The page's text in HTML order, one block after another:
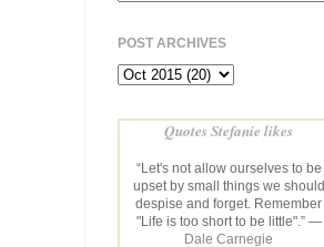
POST ARCHIVES
Quotes Stefanie likes
“Let's not allow ourselves to be
upset by small things we should
despise and forget. Remember
"Life is too short to be little".” —
Dale Carnegie